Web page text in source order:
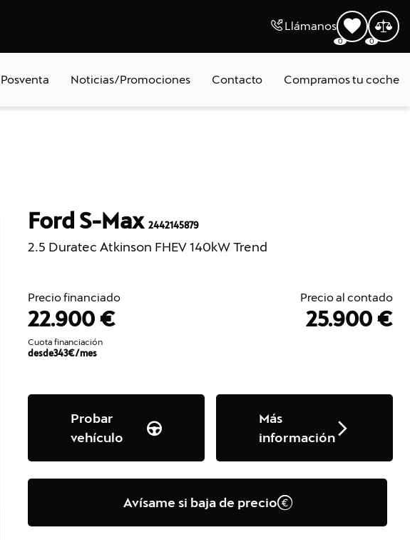
Llámanos
0 0
Posventa Noticias/Promociones Contacto Compramos tu coche
Ford S-Max 2442145879
2.5 Duratec Atkinson FHEV 140kW Trend
Precio financiado
22.900 €
Cuota financiación
desde343€/mes
Precio al contado
25.900 €
Probar
vehículo
Más
información
Avísame si baja de precio